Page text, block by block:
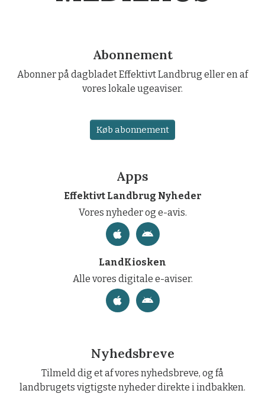
Abonnement
Abonner på dagbladet Effektivt Landbrug eller en af
vores lokale ugeaviser.
Køb abonnement
Apps
Effektivt Landbrug Nyheder
Vores nyheder og e-avis.
LandKiosken
Alle vores digitale e-aviser.
Nyhedsbreve
Tilmeld dig et af vores nyhedsbreve, og få
landbrugets vigtigste nyheder direkte i indbakken.